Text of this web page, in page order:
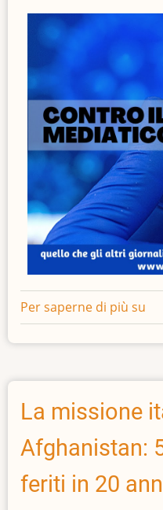
Per saperne di più su
il
e
La missione
Afghanistan:
feriti in 20